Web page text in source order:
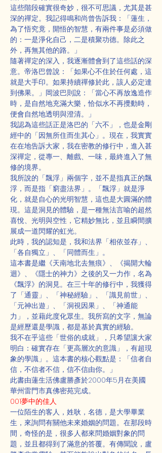
這些階段確實很奇妙，很不可思議，尤其是甚
深的禪定。我記得鳴和尚曾告訴我：「蓮生，
為了悟究竟，開悟的智慧，有兩件事是必須做
的：一是淨化自己，二是積聚功德。除此之
外，再無其他的路。」
隨著禪定的深入，我逐漸體會到了這些話的深
意。帝洛巴曾說：「如果心不住於任何處，這
就是大手印。如果持續禪修於此，該人必定達
到佛果。」岡波巴則說：「當心不再放逸造作
時，是自然地充滿大樂，恰似水不再攪動時，
便會自然地透明與澄清。」
我認為這些話正是洛巴的「六不」，也是金剛
經中的「因無所住而生其心」。現在，我實實
在在地告訴大家，我在密教的修行中，進入甚
深禪定，從專一、離戲、一味，最終進入了無
修的境界。
我所說的「飄浮」兩個字，並不是指真正的飄
浮，而是指「窮盡法界」。「飄浮」就是淨
化，就是自心的光明智慧，這也是大圓滿的體
現。這是洞見的體驗，是一種無法言喻的超然
喜悅、光明與空性，它精妙無比，並且瞬間擴
展成一道閃耀的虹光。
此時，我的認知是，我和法界「相依並存」、
「各自獨立」、「同體而生」。
這本書是繼《天南地北去無痕》、《揭開大輪
迴》、《隱士的神力》之後的又一力作，名為
《飄浮》的洞見。在三十年的修行中，我獲得
了「通靈」、「神秘經驗」、「識見前世」、
「元神出遊」、「洞視因果」、「神通能
力」，並藉此度化眾生。我所寫的文字，無論
是經歷還是學識，都是基於真實的經驗。
我不在乎這些「世俗的成就」，只希望讓大家
明白：確實存在「更高層次的意識」，有超現
象的學識」。這本書的核心觀點是：「信者自
信，不信者不信，信不信由你。」
此書由蓮生活佛盧勝彥於2000年5月在美國
華州雷門市真佛密苑完成。
001夢中的佳人
一位陌生的客人，姓耿，名德，是大學畢業
生，來詢問有關他未來婚姻的問題。在那段時
間，奇怪的是，很多人都來問婚姻對象的問
題，並且都得到了滿意的答覆。有傳聞說，盧